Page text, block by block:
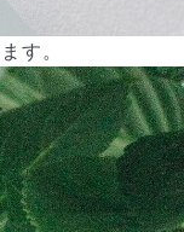
す。